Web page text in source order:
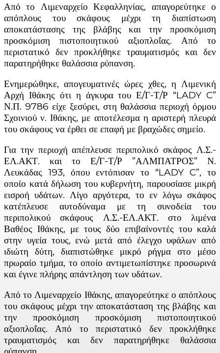
Από το Λιμεναρχείο Κεφαλληνίας, απαγορεύτηκε ο
απόπλους του σκάφους μέχρι τη διαπίστωση
αποκατάστασης της βλάβης και την προσκόμιση
προσκόμιση πιστοποιητικού αξιοπλοΐας. Από το
περιστατικό δεν προκλήθηκε τραυματισμός και δεν
παρατηρήθηκε θαλάσσια ρύπανση.
Ενημερώθηκε, απογευματινές ώρες χθες, η Λιμενική
Αρχή Ιθάκης ότι η άγκυρα του Ε/Γ-Τ/Ρ “LADY C”
Ν.Π. 9786 είχε ξεσύρει, στη θαλάσσια περιοχή όρμου
Σχοινιού ν. Ιθάκης, με αποτέλεσμα η αριστερή πλευρά
του σκάφους να έρθει σε επαφή με βραχώδες σημείο.
Για την περιοχή απέπλευσε περιπολικό σκάφος Λ.Σ.-
ΕΛ.ΑΚΤ. και το Ε/Γ-Τ/Ρ ”ΑΛΜΠΑΤΡΟΣ” Ν.
Λευκάδας 193, όπου εντόπισαν το “LADY C”, το
οποίο κατά δήλωση του κυβερνήτη, παρουσίασε μικρή
εισροή υδάτων. Λίγο αργότερα, το εν λόγω σκάφος
κατέπλευσε αυτοδύναμα με τη συνοδεία του
περιπολικού σκάφους Λ.Σ.-ΕΛ.ΑΚΤ. στο λιμένα
Βαθέος Ιθάκης, με τους δύο επιβαίνοντές του καλά
στην υγεία τους, ενώ μετά από έλεγχο υφάλων από
ιδιώτη δύτη, διαπιστώθηκε μικρό ρήγμα στο μέσο
πρωραίο τμήμα, το οποίο αντιμετωπίστηκε προσωρινά
και έγινε πλήρης απάντληση των υδάτων.
Από το Λιμεναρχείο Ιθάκης, απαγορεύτηκε ο απόπλους
του σκάφους μέχρι την αποκατάσταση της βλάβης και
την προσκόμιση προσκόμιση πιστοποιητικού
αξιοπλοΐας. Από το περιστατικό δεν προκλήθηκε
τραυματισμός και δεν παρατηρήθηκε θαλάσσια